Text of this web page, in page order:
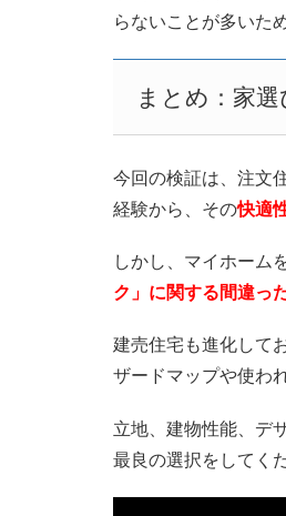
らないことが多いた
まとめ：家
今回の検証は、注文
経験から、その快適
しかし、マイホーム
ク」に関する間違っ
建売住宅も進化して
ザードマップや使わ
立地、建物性能、デ
最良の選択をしてく